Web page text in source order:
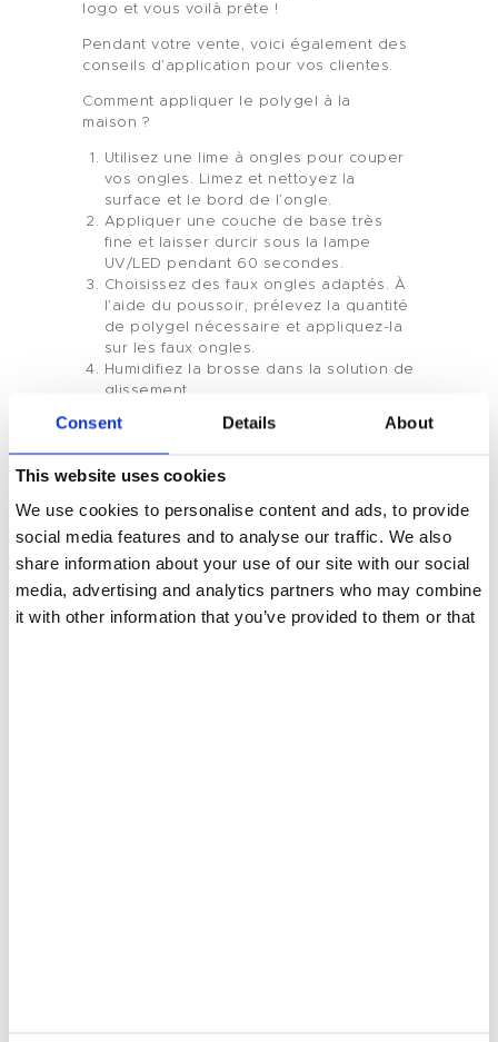
Consent Details About
This website uses cookies
We use cookies to personalise content and ads, to provide
social media features and to analyse our traffic. We also
share information about your use of our site with our social
media, advertising and analytics partners who may combine
it with other information that you’ve provided to them or that
Maison
Produit
Marque Privée
Couleur Des Ongles
Tenteu
Contact
Blog
FR
logo et vous voilà prête !
Pendant votre vente, voici également des
conseils d’application pour vos clientes.
Comment appliquer le polygel à la
maison ?
Utilisez une lime à ongles pour couper
vos ongles. Limez et nettoyez la
surface et le bord de l’ongle.
Appliquer une couche de base très
fine et laisser durcir sous la lampe
UV/LED pendant 60 secondes.
Choisissez des faux ongles adaptés. À
l’aide du poussoir, prélevez la quantité
de polygel nécessaire et appliquez-la
sur les faux ongles.
Humidifiez la brosse dans la solution de
glissement
longueur souhaitée
Appliquer les capsules sur l’ensemble
de l’ongle. Laisser sécher sous lampe
Retirez les faux ongles. Limez et
façonnez l’extension.
Appliquer le top coat et sécher sous la
lampe UV 120s/60s. Ongle TERMINÉ.
Pour en savoir plus sur les produits pour